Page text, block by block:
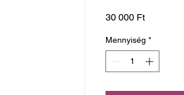
30 000 FtÁr
Mennyiség *